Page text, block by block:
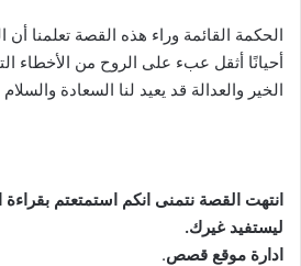
الحكمة القائمة وراء هذه القصة تعلمنا
أحيانًا أثقل عبء على الروح من الأخطاء
الخير والعدالة قد يعيد لنا السعادة
انتهت القصة نتمنى انكم استمتعتم
ليستفيد غيرك.
ادارة موقع قصص.